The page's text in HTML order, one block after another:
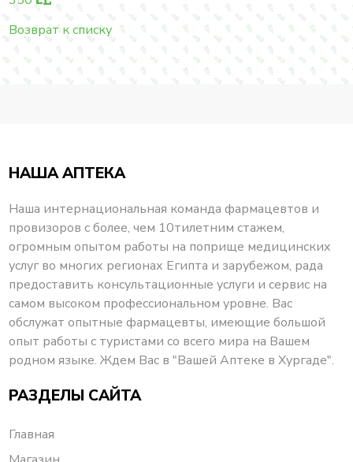
Возврат к списку
НАША АПТЕКА
Наша интернациональная команда фармацевтов и
провизоров с более, чем 10тилетним стажем,
огромным опытом работы на поприще медицинских
услуг во многих регионах Египта и зарубежом, рада
предоставить консультационные услуги и сервис на
самом высоком профессиональном уровне. Вас
обслужат опытные фармацевты, имеющие большой
опыт работы с туристами со всего мира на Вашем
родном языке. Ждем Вас в "Вашей Аптеке в Хургаде".
РАЗДЕЛЫ САЙТА
Главная